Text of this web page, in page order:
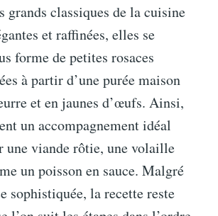
grands classiques de la cuisine
et raffinées, elles se
forme de petites rosaces
à partir d’une purée maison
et en jaunes d’œufs. Ainsi,
un accompagnement idéal
une viande rôtie, une volaille
un poisson en sauce. Malgré
sophistiquée, la recette reste